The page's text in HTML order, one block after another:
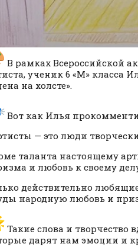
В рамках Всероссийской
ученик 6 «М» класса
на холсте».
Вот как Илья
— это люди
таланта настоящему
и любовь к своему
действительно
народную любовь и
Такие слова и творчество
дарят нам эмоции и